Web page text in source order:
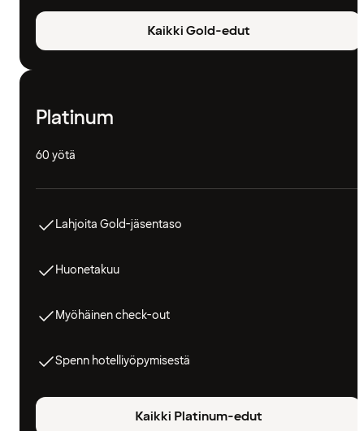
Kaikki Gold-edut
Platinum
60 yötä
Lahjoita Gold-jäsentaso
Huonetakuu
Myöhäinen check-out
Spenn hotelliyöpymisestä
Kaikki Platinum-edut